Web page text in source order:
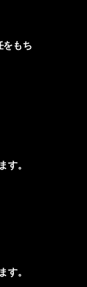
をもち
す。
す。